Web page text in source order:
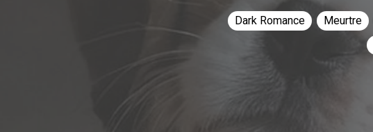
Dark Romance Meurtre